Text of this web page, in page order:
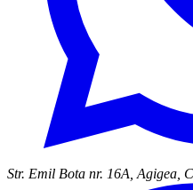
Str. Emil Bota nr. 16A, Agigea,